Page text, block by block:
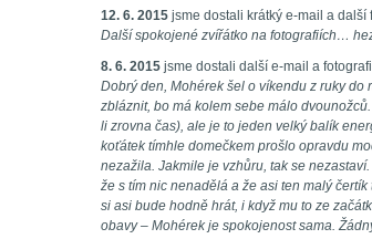
12. 6. 2015 jsme dostali krátký e-mail a
Další spokojené zvířátko na fotografiích…
8. 6. 2015 jsme dostali další e-mail a
Dobrý den, Mohérek šel o víkendu z ruky
zbláznit, bo má kolem sebe málo
li zrovna čas), ale je to jeden velký balík
koťátek tímhle domečkem prošlo opravdu
nezažila. Jakmile je vzhůru, tak se
že s tím nic nenadělá a že asi ten malý
si asi bude hodně hrát, i když mu to ze
obavy – Mohérek je spokojenost sama.